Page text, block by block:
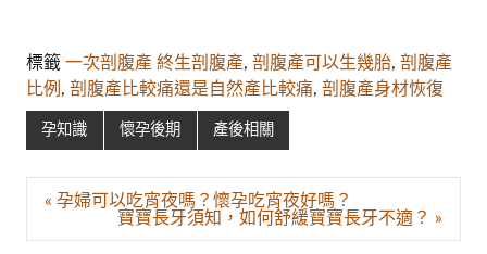
標籤 一次剖腹產 終生剖腹產, 剖腹產可以生幾胎, 剖腹產
比例 , 剖腹產比較痛還是自然產比較痛, 剖腹產身材恢復
孕知識 懷孕後期 產後相關
文
« 孕婦可以吃宵夜嗎？懷孕吃宵夜好嗎？
寶寶長牙須知，如何舒緩寶寶長牙不適？ »